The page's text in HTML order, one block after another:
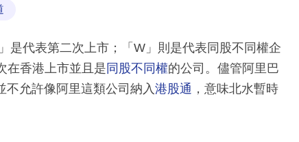
是代表第二次上市；「W」則是代表同股不同權企
在香港上市並且是 同股不同權的公司。儘管阿里巴
不允許像阿里這類公司納入港股通 ，意味北水暫時